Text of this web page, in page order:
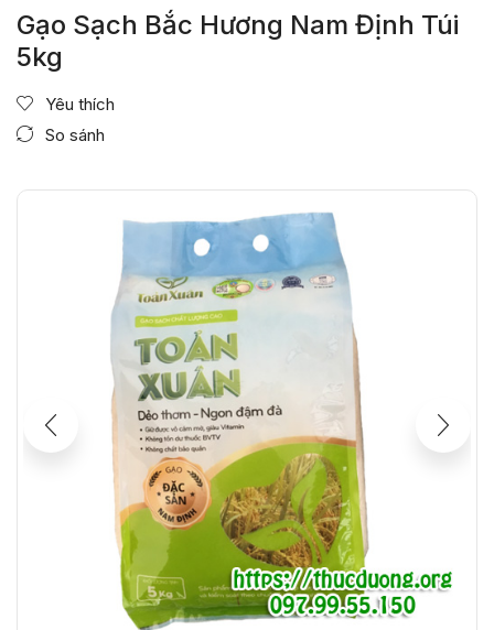
Gạo Sạch Bắc Hương Nam Định Túi
5kg
Yêu thích
So sánh